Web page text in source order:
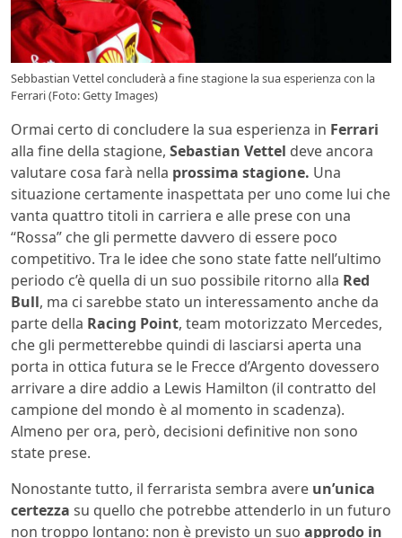
Sebbastian Vettel concluderà a fine stagione la sua esperienza con la
Ferrari (Foto: Getty Images)
Ormai certo di concludere la sua esperienza in Ferrari
alla fine della stagione, Sebastian Vettel deve ancora
valutare cosa farà nella prossima stagione. Una
situazione certamente inaspettata per uno come lui che
vanta quattro titoli in carriera e alle prese con una
“Rossa” che gli permette davvero di essere poco
competitivo. Tra le idee che sono state fatte nell’ultimo
periodo c’è quella di un suo possibile ritorno alla Red
Bull, ma ci sarebbe stato un interessamento anche da
parte della Racing Point, team motorizzato Mercedes,
che gli permetterebbe quindi di lasciarsi aperta una
porta in ottica futura se le Frecce d’Argento dovessero
arrivare a dire addio a Lewis Hamilton (il contratto del
campione del mondo è al momento in scadenza).
Almeno per ora, però, decisioni definitive non sono
state prese.
Nonostante tutto, il ferrarista sembra avere un’unica
certezza su quello che potrebbe attenderlo in un futuro
non troppo lontano: non è previsto un suo approdo in